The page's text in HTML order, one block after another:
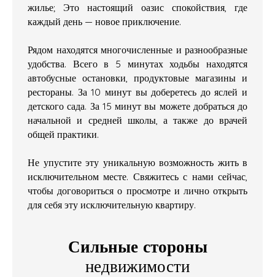
жилье; Это настоящий оазис спокойствия, где
каждый день — новое приключение.
Рядом находятся многочисленные и разнообразные
удобства. Всего в 5 минутах ходьбы находятся
автобусные остановки, продуктовые магазины и
рестораны. За 10 минут вы доберетесь до яслей и
детского сада. За 15 минут вы можете добраться до
начальной и средней школы, а также до врачей
общей практики.
Не упустите эту уникальную возможность жить в
исключительном месте. Свяжитесь с нами сейчас,
чтобы договориться о просмотре и лично открыть
для себя эту исключительную квартиру.
Сильные стороны
недвижимости